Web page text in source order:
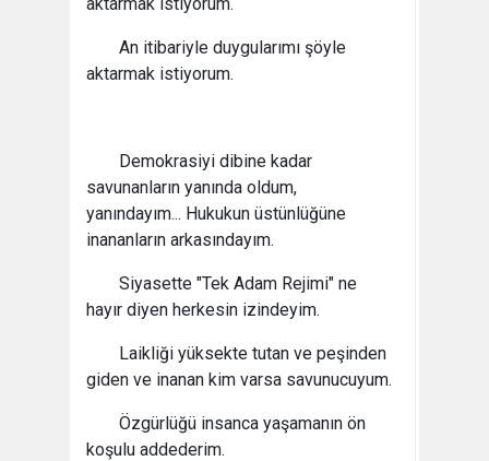
An itibariyle duygularımı şöyle
aktarmak istiyorum.
Demokrasiyi dibine kadar
savunanların yanında oldum,
yanındayım... Hukukun üstünlüğüne
inananların arkasındayım.
Siyasette "Tek Adam Rejimi" ne
hayır diyen herkesin izindeyim.
Laikliği yüksekte tutan ve peşinden
giden ve inanan kim varsa savunucuyum.
Özgürlüğü insanca yaşamanın ön
koşulu addederim.